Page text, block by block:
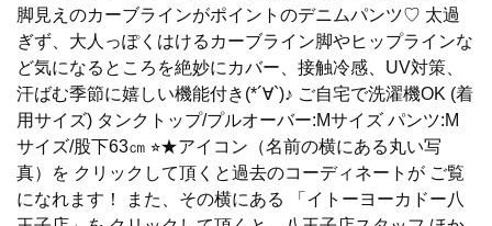
脚見えのカーブラインがポイントのデニムパンツ♡ 太過
ぎず、大人っぽくはけるカーブライン脚やヒップラインな
ど気になるところを絶妙にカバー、接触冷感、UV対策、
汗ばむ季節に嬉しい機能付き(*´∀`)♪ ご自宅で洗濯機OK (着
用サイズ) タンクトップ/プルオーバー:Mサイズ パンツ:M
サイズ/股下63㎝ ⭐︎★アイコン（名前の横にある丸い写
真）を クリックして頂くと過去のコーディネートが ご覧
になれます！ また、その横にある 「イトーヨーカドー八